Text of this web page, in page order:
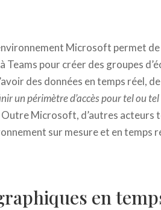
Microsoft permet
Teams pour créer des groupes
des données en temps réel,
un périmètre d’accès pour tel ou
Outre Microsoft, d’autres acteurs
sur mesure et en temps
en